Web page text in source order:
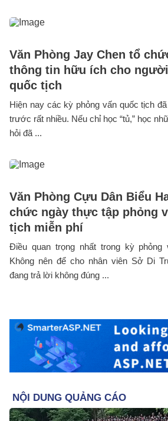
Văn Phòng Jay Chen tổ
thông tin hữu ích cho
quốc tịch
Hiện nay các kỳ phỏng vấn quốc tịch
trước rất nhiều. Nếu chỉ học “tủ,” học
hỏi đã ...
Văn Phòng Cựu Dân Biểu
chức ngày thực tập phỏng
tịch miễn phí
Điều quan trọng nhất trong kỳ
Không nên để cho nhân viên Sở Di
đang trả lời không đúng ...